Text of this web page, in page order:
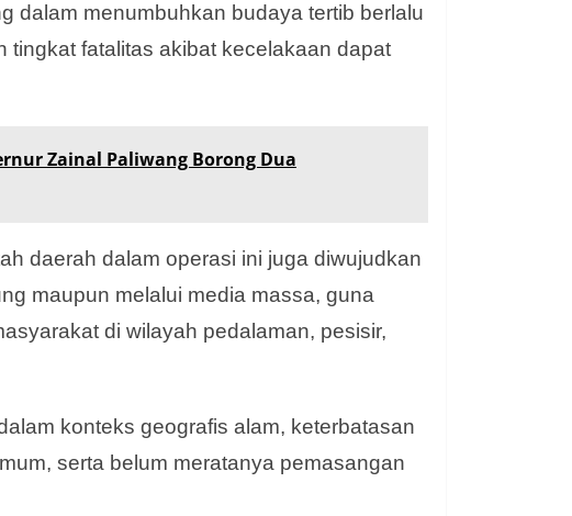
dalam menumbuhkan budaya tertib berlalu
tingkat fatalitas akibat kecelakaan dapat
Zainal Paliwang Borong Dua
daerah dalam operasi ini juga diwujudkan
maupun melalui media massa, guna
di wilayah pedalaman, pesisir,
konteks geografis alam, keterbatasan
serta belum meratanya pemasangan